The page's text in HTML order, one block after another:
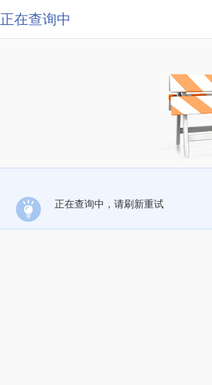
正在查询中
正在查询中，请刷新重试